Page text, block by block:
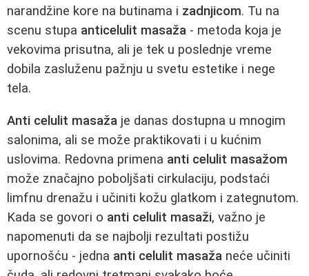
narandžine kore na butinama i zadnjicom. Tu na
scenu stupa anticelulit masaža - metoda koja je
vekovima prisutna, ali je tek u poslednje vreme
dobila zasluženu pažnju u svetu estetike i nege
tela.
Anti celulit masaža je danas dostupna u mnogim
salonima, ali se može praktikovati i u kućnim
uslovima. Redovna primena anti celulit masažom
može značajno poboljšati cirkulaciju, podstaći
limfnu drenažu i učiniti kožu glatkom i zategnutom.
Kada se govori o anti celulit masaži, važno je
napomenuti da se najbolji rezultati postižu
upornošću - jedna anti celulit masaža neće učiniti